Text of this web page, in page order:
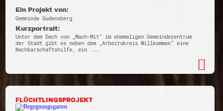
Ein Projekt von:
Gemeinde Gudensberg
Kurzportrait:
Unter dem Dach von „Mach-Mit“ im ehemaligen Gemeindezentrum
der Stadt gibt es neben dem „Arbeitskreis Willkommen“ eine
Nachbarschaftshilfe, ein ...
FLÜCHTLINGSPROJEKT